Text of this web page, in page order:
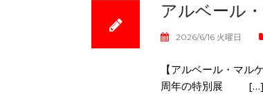
アルベール
2026/6/16 火曜日
【アルベール・マ
周年の特別展 […]